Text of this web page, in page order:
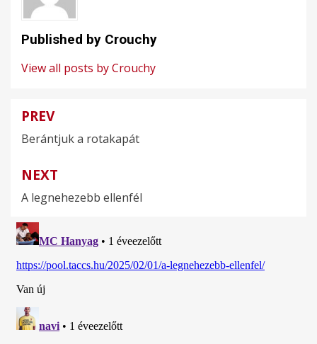
Published by Crouchy
View all posts by Crouchy
Bejegyzés
navigáció
PREV
Berántjuk a rotakapát
NEXT
A legnehezebb ellenfél